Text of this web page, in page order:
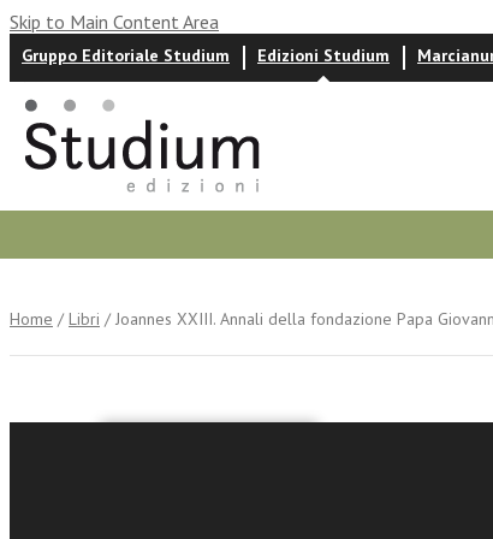
Skip to Main Content Area
Gruppo Editoriale Studium Edizioni Studium
Home / Libri / Joannes XXIII. Annali della fondazione Papa